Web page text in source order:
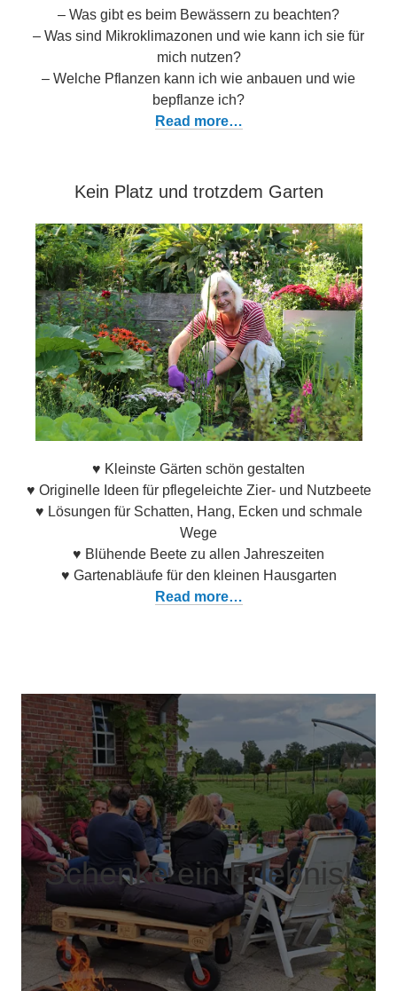
– Was gibt es beim Bewässern zu beachten?
– Was sind Mikroklimazonen und wie kann ich sie für
mich nutzen?
– Welche Pflanzen kann ich wie anbauen und wie
bepflanze ich?
Read more…
Kein Platz und trotzdem Garten
♥ Kleinste Gärten schön gestalten
♥ Originelle Ideen für pflegeleichte Zier- und Nutzbeete
♥ Lösungen für Schatten, Hang, Ecken und schmale
Wege
♥ Blühende Beete zu allen Jahreszeiten
♥ Gartenabläufe für den kleinen Hausgarten
Read more…
Schenke ein Erlebnis!